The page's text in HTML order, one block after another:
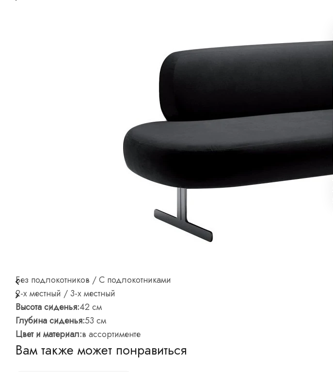
100х73х75 120х73х75
140х73х75
Наши специалисты - профессионалы
А это значит можем предложить низкие цены и изготовление
по индивидуальным размерам на заказ
Финансовые гарантия качества закреплены в договоре поставки
Оплата
Без подлокотников / С подлокотниками
2-х местный / 3-х местный
Высота сиденья:42 см
Глубина сиденья:53 см
Цвет и материал:в ассортименте
Вам также может понравиться